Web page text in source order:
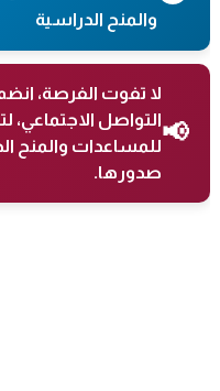
والمنح الدراسية
📢
لا تفوت الفرصة،
التواصل
للمساعدات والمنح
صدورها.